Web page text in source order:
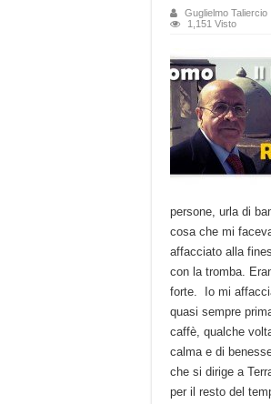
Guglielmo Taliercio
1,151 Visto
persone, urla di
cosa che mi
affacciato alla
con la tromba.
forte. Io mi
quasi sempre
caffè, qualche
calma e di
che si dirige a
per il resto del